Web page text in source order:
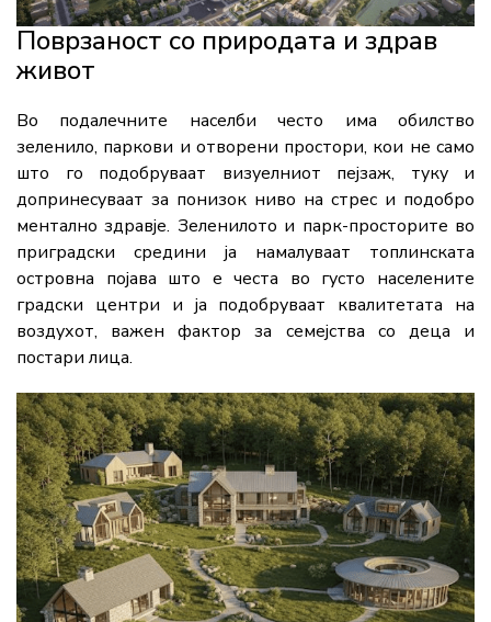
Поврзаност со природата и здрав
живот
Во подалечните населби често има обилство
зеленило, паркови и отворени простори, кои не само
што го подобруваат визуелниот пејзаж, туку и
допринесуваат за понизок нивo на стрес и подобро
ментално здравје. Зеленилото и парк-просторите во
приградски средини ја намалуваат топлинската
островна појава што е честа во густо населените
градски центри и ја подобруваат квалитетата на
воздухот, важен фактор за семејства со деца и
постари лица.